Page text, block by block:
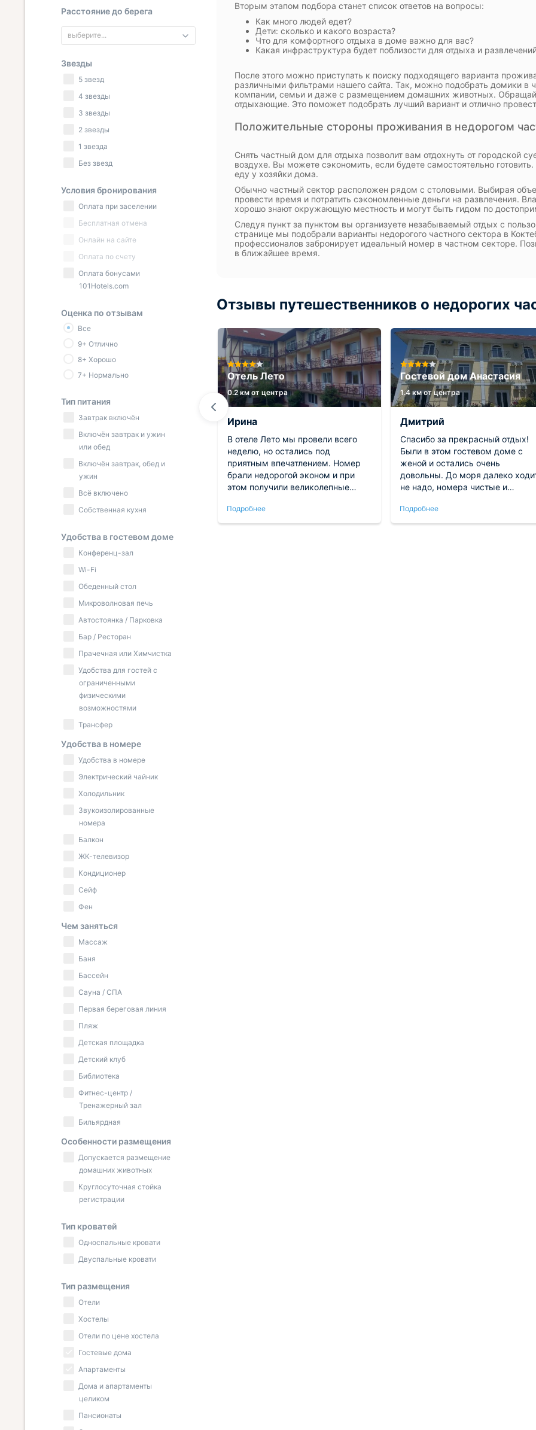
Вторым этапом подбора станет список ответов на вопросы:
Как много людей едет?
Дети: сколько и какого возраста?
Что для комфортного отдыха в доме важно для вас?
Какая инфраструктура будет поблизости для отдыха и
После этого можно приступать к поиску подходящего варианта
различными фильтрами нашего сайта. Так, можно подобрать домики в
компании, семьи и даже с размещением домашних животных.
отдыхающие. Это поможет подобрать лучший вариант и отлично
Положительные стороны проживания в недорогом
Снять частный дом для отдыха позволит вам отдохнуть от городской
воздухе. Вы можете сэкономить, если будете самостоятельно
еду у хозяйки дома.
Обычно частный сектор расположен рядом с столовыми. Выбирая
провести время и потратить сэкономленные деньги на развлечения.
хорошо знают окружающую местность и могут быть гидом по
Следуя пункт за пунктом вы организуете незабываемый отдых с
странице мы подобрали варианты недорогого частного сектора в
профессионалов забронирует идеальный номер в частном секторе.
в ближайшее время.
Отзывы путешественников о недорогих
Гостевой дом Крым-
Манжерок
Андрей
Живописный гостевой дом очень
понравился. Окружала
невероятной красоты природа,
все хотелось посмотреть.
удобной мебелью. Спасибо за
теплый прием!!
Подробнее
Отель Лето
0.2 км от центра
Ирина
В отеле Лето мы провели всего
неделю, но остались под
приятным впечатлением. Номер
брали недорогой эконом и при
этом получили великолепные
доступная. До Черного моря
отсюда можно дойти буквально за
Подробнее
Гостевой дом Анастасия
1.4 км от центра
Дмитрий
Спасибо за прекрасный отдых!
Были в этом гостевом доме с
женой и остались очень
довольны. До моря далеко
не надо, номера чистые и
можно пожарить шашлыки. Сам
двор ухоженный, все цветет,
Подробнее
Расстояние до берега
выберите...
Звезды
5 звезд
4 звезды
3 звезды
2 звезды
1 звезда
Без звезд
Условия бронирования
Оплата при заселении
Бесплатная отмена
Онлайн на сайте
Оплата по счету
Оплата бонусами
101Hotels.com
Оценка по отзывам
Все
9+ Отлично
8+ Хорошо
7+ Нормально
Тип питания
Завтрак включён
Включён завтрак и ужин
или обед
Включён завтрак, обед и
ужин
Всё включено
Собственная кухня
Удобства в гостевом доме
Конференц-зал
Wi-Fi
Обеденный стол
Микроволновая печь
Автостоянка / Парковка
Бар / Ресторан
Прачечная или Химчистка
Удобства для гостей с
ограниченными
физическими
возможностями
Трансфер
Удобства в номере
Удобства в номере
Электрический чайник
Холодильник
Звукоизолированные
номера
Балкон
ЖК-телевизор
Кондиционер
Сейф
Фен
Чем заняться
Массаж
Баня
Бассейн
Сауна / СПА
Первая береговая линия
Пляж
Детская площадка
Детский клуб
Библиотека
Фитнес-центр /
Тренажерный зал
Бильярдная
Особенности размещения
Допускается размещение
домашних животных
Круглосуточная стойка
регистрации
Тип кроватей
Односпальные кровати
Двуспальные кровати
Тип размещения
Отели
Хостелы
Отели по цене хостела
Гостевые дома
Апартаменты
Дома и апартаменты
целиком
Пансионаты